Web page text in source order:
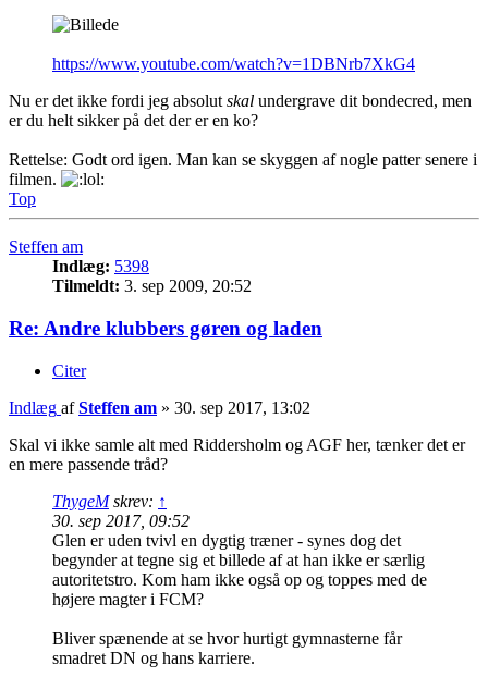
https://www.youtube.com/watch?v=1DBNrb7XkG4
Nu er det ikke fordi jeg absolut skal undergrave dit bondecred, men
er du helt sikker på det der er en ko?
Rettelse: Godt ord igen. Man kan se skyggen af nogle patter senere i
filmen.
Top
Steffen am
Indlæg: 5398
Tilmeldt: 3. sep 2009, 20:52
Re: Andre klubbers gøren og laden
Citer
Indlæg afSteffen am » 30. sep 2017, 13:02
Skal vi ikke samle alt med Riddersholm og AGF her, tænker det er
en mere passende tråd?
ThygeMskrev: ↑
30. sep 2017, 09:52
Glen er uden tvivl en dygtig træner - synes dog det
begynder at tegne sig et billede af at han ikke er særlig
autoritetstro. Kom ham ikke også op og toppes med de
højere magter i FCM?
Bliver spænende at se hvor hurtigt gymnasterne får
smadret DN og hans karriere.